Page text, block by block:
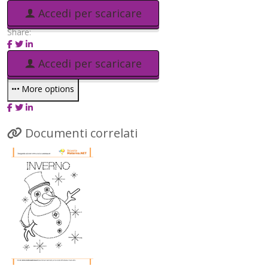
Accedi per scaricare
Share:
Accedi per scaricare
More options
Documenti correlati